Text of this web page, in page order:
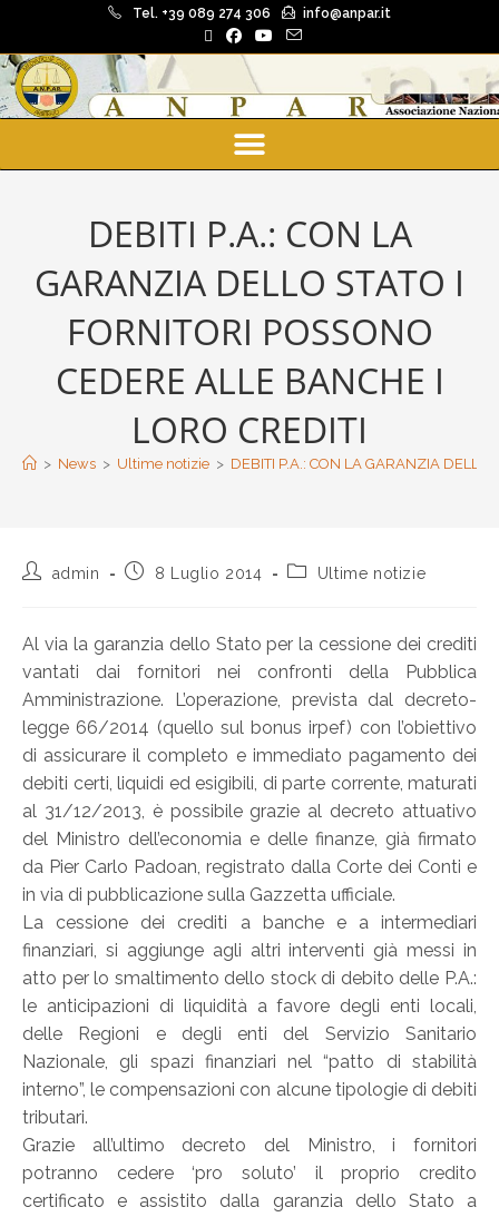
Tel. +39 089 274 306 info@anpar.it
DEBITI P.A.: CON LA
GARANZIA DELLO STATO I
FORNITORI POSSONO
CEDERE ALLE BANCHE I
LORO CREDITI
> News > Ultime notizie > DEBITI P.A.: CON LA GARANZIA DELLO
admin 8 Luglio 2014 Ultime notizie
Al via la garanzia dello Stato per la cessione dei crediti
vantati dai fornitori nei confronti della Pubblica
Amministrazione. L’operazione, prevista dal decreto-
legge 66/2014 (quello sul bonus irpef) con l’obiettivo
di assicurare il completo e immediato pagamento dei
debiti certi, liquidi ed esigibili, di parte corrente, maturati
al 31/12/2013, è possibile grazie al decreto attuativo
del Ministro dell’economia e delle finanze, già firmato
da Pier Carlo Padoan, registrato dalla Corte dei Conti e
in via di pubblicazione sulla Gazzetta ufficiale.
La cessione dei crediti a banche e a intermediari
finanziari, si aggiunge agli altri interventi già messi in
atto per lo smaltimento dello stock di debito delle P.A.:
le anticipazioni di liquidità a favore degli enti locali,
delle Regioni e degli enti del Servizio Sanitario
Nazionale, gli spazi finanziari nel “patto di stabilità
interno”, le compensazioni con alcune tipologie di debiti
tributari.
Grazie all’ultimo decreto del Ministro, i fornitori
potranno cedere ‘pro soluto’ il proprio credito
certificato e assistito dalla garanzia dello Stato a